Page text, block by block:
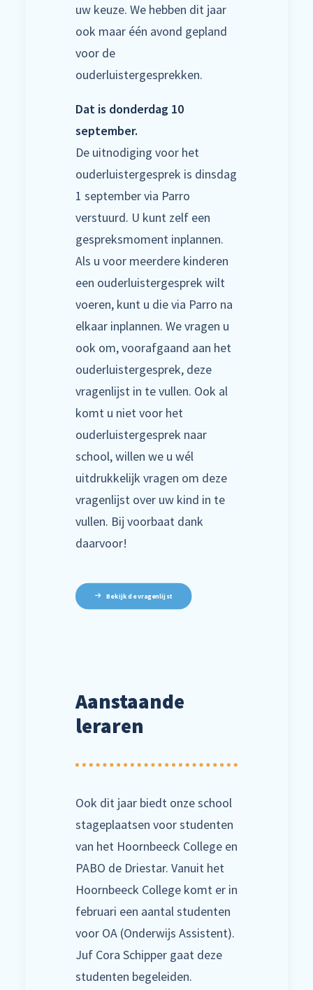
uw keuze. We hebben dit jaar
ook maar één avond gepland
voor de
ouderluistergesprekken.
Dat is donderdag 10
september.
De uitnodiging voor het
ouderluistergesprek is dinsdag
1 september via Parro
verstuurd. U kunt zelf een
gespreksmoment inplannen.
Als u voor meerdere kinderen
een ouderluistergesprek wilt
voeren, kunt u die via Parro na
elkaar inplannen. We vragen u
ook om, voorafgaand aan het
ouderluistergesprek, deze
vragenlijst in te vullen. Ook al
komt u niet voor het
ouderluistergesprek naar
school, willen we u wél
uitdrukkelijk vragen om deze
vragenlijst over uw kind in te
vullen. Bij voorbaat dank
daarvoor!
Bekijk de vragenlijst
Aanstaande
leraren
Ook dit jaar biedt onze school
stageplaatsen voor studenten
van het Hoornbeeck College en
PABO de Driestar. Vanuit het
Hoornbeeck College komt er in
februari een aantal studenten
voor OA (Onderwijs Assistent).
Juf Cora Schipper gaat deze
studenten begeleiden.